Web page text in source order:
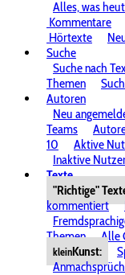
Alles, was
Kommentare
Hörtexte
Suche
Suche nach
Themen
Autoren
Neu
Teams
10
Aktive
Inaktive
Texte
"Richtige"
kommentiert
Themen
Alle
kleinKunst: